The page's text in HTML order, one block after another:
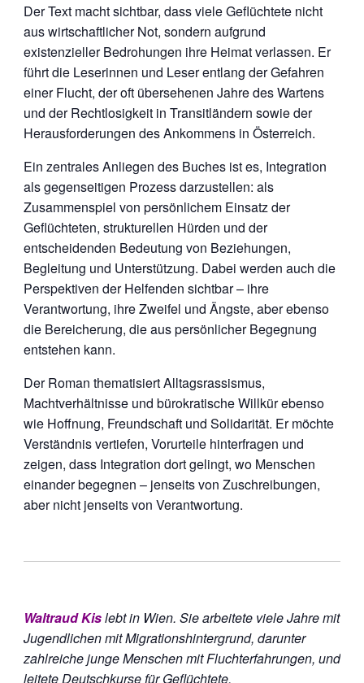
Der Text macht sichtbar, dass viele Geflüchtete nicht
aus wirtschaftlicher Not, sondern aufgrund
existenzieller Bedrohungen ihre Heimat verlassen. Er
führt die Leserinnen und Leser entlang der Gefahren
einer Flucht, der oft übersehenen Jahre des Wartens
und der Rechtlosigkeit in Transitländern sowie der
Herausforderungen des Ankommens in Österreich.
Ein zentrales Anliegen des Buches ist es, Integration
als gegenseitigen Prozess darzustellen: als
Zusammenspiel von persönlichem Einsatz der
Geflüchteten, strukturellen Hürden und der
entscheidenden Bedeutung von Beziehungen,
Begleitung und Unterstützung. Dabei werden auch die
Perspektiven der Helfenden sichtbar – ihre
Verantwortung, ihre Zweifel und Ängste, aber ebenso
die Bereicherung, die aus persönlicher Begegnung
entstehen kann.
Der Roman thematisiert Alltagsrassismus,
Machtverhältnisse und bürokratische Willkür ebenso
wie Hoffnung, Freundschaft und Solidarität. Er möchte
Verständnis vertiefen, Vorurteile hinterfragen und
zeigen, dass Integration dort gelingt, wo Menschen
einander begegnen – jenseits von Zuschreibungen,
aber nicht jenseits von Verantwortung.
Waltraud Kislebt in Wien. Sie arbeitete viele Jahre mit
Jugendlichen mit Migrationshintergrund, darunter
zahlreiche junge Menschen mit Fluchterfahrungen, und
leitete Deutschkurse für Geflüchtete.